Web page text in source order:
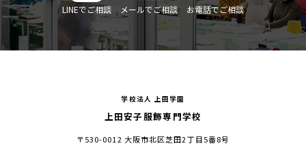
LINEでご相談 メールでご相談 お電話でご相談
学校法人 上田学園
上田安子服飾専門学校
〒530-0012 大阪市北区芝田2丁目5番8号